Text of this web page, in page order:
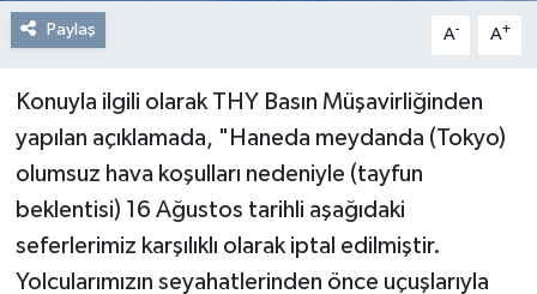
Paylaş A- A+
Konuyla ilgili olarak THY Basın Müşavirliğinden
yapılan açıklamada, "Haneda meydanda (Tokyo)
olumsuz hava koşulları nedeniyle (tayfun
beklentisi) 16 Ağustos tarihli aşağıdaki
seferlerimiz karşılıklı olarak iptal edilmiştir.
Yolcularımızın seyahatlerinden önce uçuşlarıyla